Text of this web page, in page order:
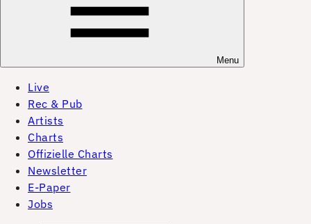
Menu
Live
Rec & Pub
Artists
Charts
Offizielle Charts
Newsletter
E-Paper
Jobs